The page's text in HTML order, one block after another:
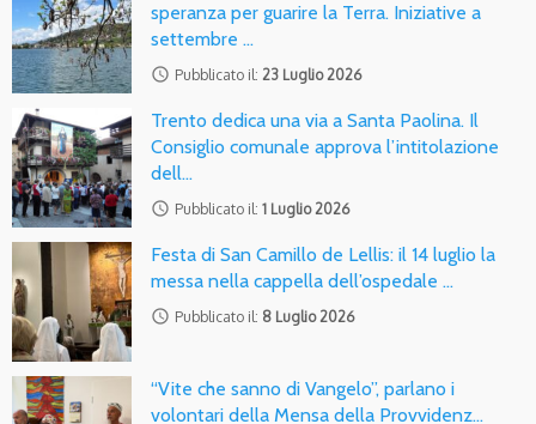
speranza per guarire la Terra. Iniziative a
settembre …
access_time Pubblicato il: 23 Luglio 2026
Trento dedica una via a Santa Paolina. Il
Consiglio comunale approva l’intitolazione
dell…
access_time Pubblicato il: 1 Luglio 2026
Festa di San Camillo de Lellis: il 14 luglio la
messa nella cappella dell’ospedale …
access_time Pubblicato il: 8 Luglio 2026
“Vite che sanno di Vangelo”, parlano i
volontari della Mensa della Provvidenz…